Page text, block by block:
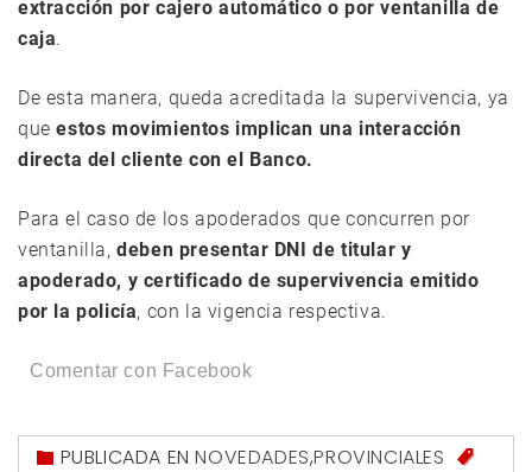
extracción por cajero automático o por ventanilla de
caja.
De esta manera, queda acreditada la supervivencia, ya
queestos movimientos implican una interacción
directa del cliente con el Banco.
Para el caso de los apoderados que concurren por
ventanilla,deben presentar DNI de titular y
apoderado, y certificado de supervivencia emitido
por la policía, con la vigencia respectiva.
Comentar con Facebook
PUBLICADA ENNOVEDADES,PROVINCIALES